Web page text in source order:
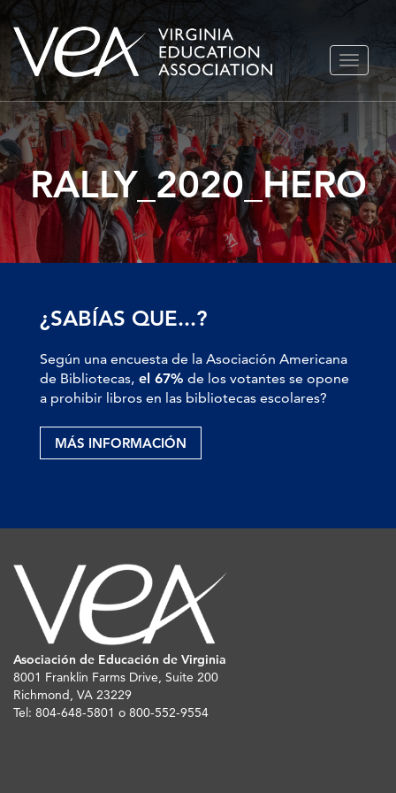
Ir
al
contenido
RALLY_2020_HERO
¿SABÍAS QUE...?
Según una encuesta de la Asociación Americana
de Bibliotecas, el 67% de los votantes se opone
a prohibir libros en las bibliotecas escolares?
MÁS INFORMACIÓN
Asociación de Educación de Virginia
8001 Franklin Farms Drive, Suite 200
Richmond, VA 23229
Tel: 804-648-5801 o 800-552-9554